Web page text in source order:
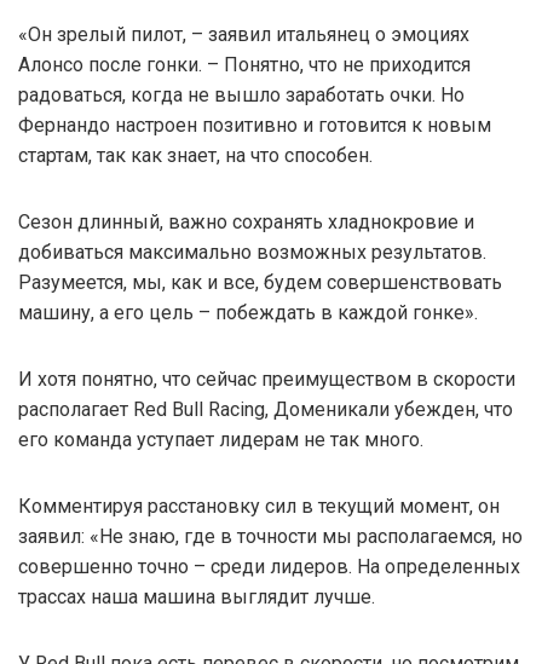
«Он зрелый пилот, – заявил итальянец о эмоциях
Алонсо после гонки. – Понятно, что не приходится
радоваться, когда не вышло заработать очки. Но
Фернандо настроен позитивно и готовится к новым
стартам, так как знает, на что способен.
Сезон длинный, важно сохранять хладнокровие и
добиваться максимально возможных результатов.
Разумеется, мы, как и все, будем совершенствовать
машину, а его цель – побеждать в каждой гонке».
И хотя понятно, что сейчас преимуществом в скорости
располагает Red Bull Racing, Доменикали убежден, что
его команда уступает лидерам не так много.
Комментируя расстановку сил в текущий момент, он
заявил: «Не знаю, где в точности мы располагаемся, но
совершенно точно – среди лидеров. На определенных
трассах наша машина выглядит лучше.